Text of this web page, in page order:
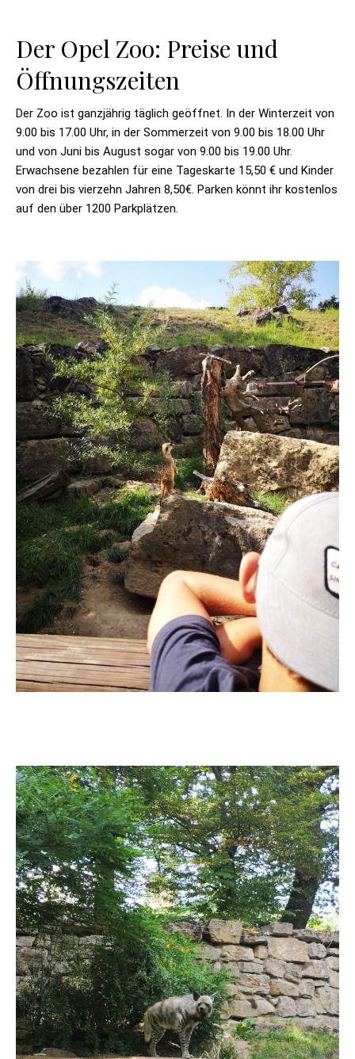
Der Opel Zoo: Preise und
Öffnungszeiten
Der Zoo ist ganzjährig täglich geöffnet. In der Winterzeit von
9.00 bis 17.00 Uhr, in der Sommerzeit von 9.00 bis 18.00 Uhr
und von Juni bis August sogar von 9.00 bis 19.00 Uhr.
Erwachsene bezahlen für eine Tageskarte 15,50 € und Kinder
von drei bis vierzehn Jahren 8,50€. Parken könnt ihr kostenlos
auf den über 1200 Parkplätzen.